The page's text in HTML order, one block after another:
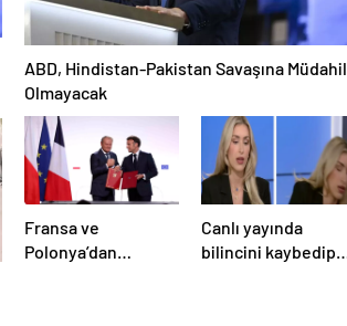
ABD, Hindistan-Pakistan Savaşına Müdahil
Olmayacak
Fransa ve
Polonya’dan
Canlı yayında
bilincini kaybedip